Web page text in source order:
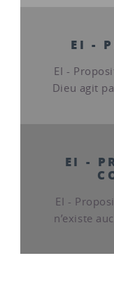
EI -
EI -
Dieu agit
EI -
EI -
n’existe